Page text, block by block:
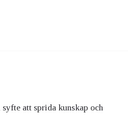
att sprida kunskap och